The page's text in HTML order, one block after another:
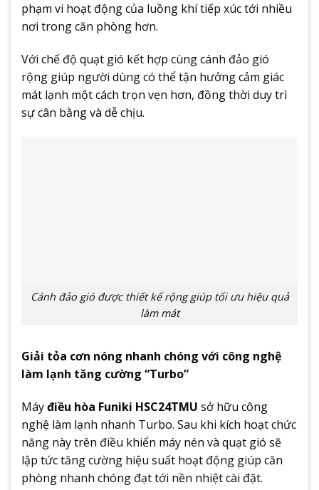
phạm vi hoạt động của luồng khí tiếp xúc tới nhiều
nơi trong căn phòng hơn.
Với chế độ quạt gió kết hợp cùng cánh đảo gió
rộng giúp người dùng có thể tận hưởng cảm giác
mát lạnh một cách trọn vẹn hơn, đồng thời duy trì
sự cân bằng và dễ chịu.
Cánh đảo gió được thiết kế rộng giúp tối ưu hiệu quả
làm mát
Giải tỏa cơn nóng nhanh chóng với công nghệ
làm lạnh tăng cường “Turbo”
Máyđiều hòa Funiki HSC24TMU sở hữu công
nghệ làm lạnh nhanh Turbo. Sau khi kích hoạt chức
năng này trên điều khiển máy nén và quạt gió sẽ
lập tức tăng cường hiệu suất hoạt động giúp căn
phòng nhanh chóng đạt tới nền nhiệt cài đặt.